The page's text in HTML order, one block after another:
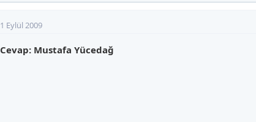
1 Eylül 2009
Cevap: Mustafa Yücedağ